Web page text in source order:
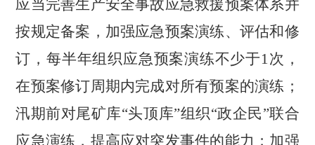
应当完善生产安全事故应急救援预案体系并
按规定备案，加强应急预案演练、评估和修
订，每半年组织应急预案演练不少于1次，
在预案修订周期内完成对所有预案的演练；
汛期前对尾矿库“头顶库”组织“政企民”联合
应急演练，提高应对突发事件的能力；加强